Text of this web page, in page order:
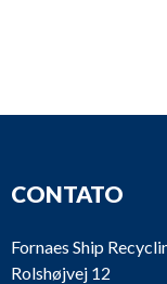
CONTATO
Fornaes Ship
Rolshøjvej 12